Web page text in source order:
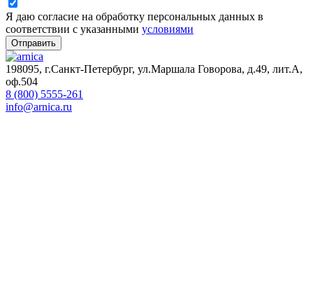
Я даю согласие на обработку персональных данных в
соответствии с указанными условиями
Отправить
198095, г.Санкт-Петербург, ул.Маршала Говорова, д.49, лит.А,
оф.504
8 (800) 5555-261
info@arnica.ru